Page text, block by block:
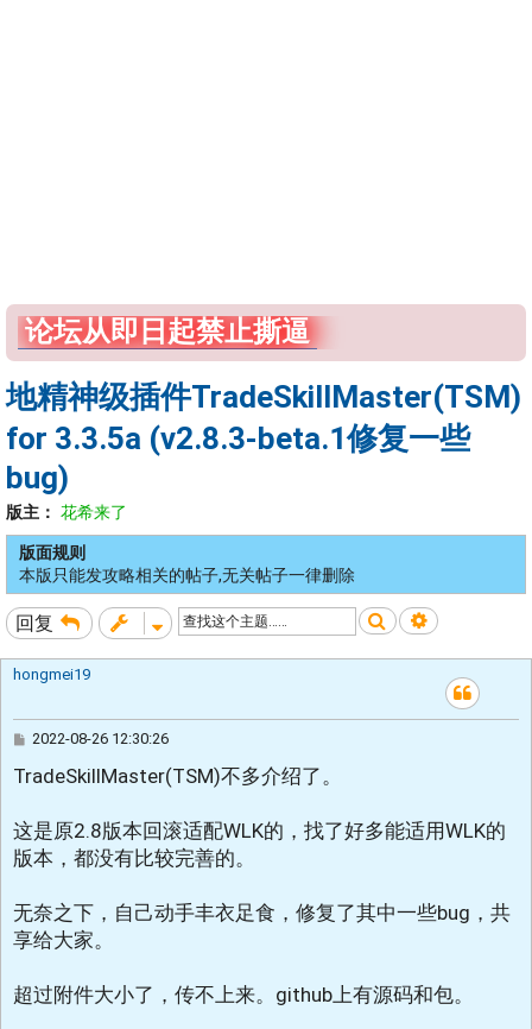
论坛从即日起禁止撕逼
地精神级插件TradeSkillMaster(TSM)
for 3.3.5a (v2.8.3-beta.1修复一些
bug)
版主： 花希来了
版面规则
本版只能发攻略相关的帖子,无关帖子一律删除
回复 搜索 高级搜索
hongmei19
帖
2022-08-26 12:30:26
TradeSkillMaster(TSM)不多介绍了。
这是原2.8版本回滚适配WLK的，找了好多能适用WLK的
版本，都没有比较完善的。
无奈之下，自己动手丰衣足食，修复了其中一些bug，共
享给大家。
超过附件大小了，传不上来。github上有源码和包。